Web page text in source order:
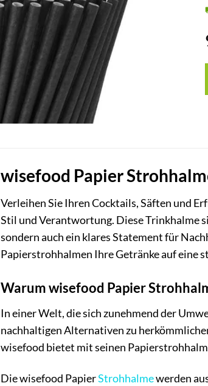
wisefood Papier
Verleihen Sie Ihren Cocktails, Säften und
Stil und Verantwortung. Diese Trinkhalme
sondern auch ein klares Statement für
Papierstrohhalmen Ihre Getränke auf eine
Warum wisefood Papier
In einer Welt, die sich zunehmend der
nachhaltigen Alternativen zu
wisefood bietet mit seinen
Die wisefood PapierStrohhalmewerden